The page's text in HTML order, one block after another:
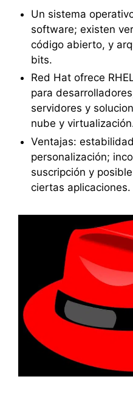
Un sistema
software; existen
código abierto, y
bits.
Red Hat ofrece
para
servidores y
nube y
Ventajas:
personalización;
suscripción y
ciertas aplicaciones.